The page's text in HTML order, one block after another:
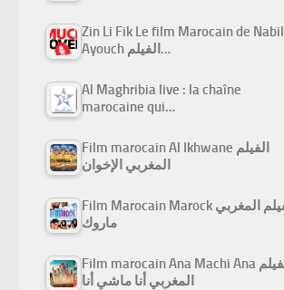
Zin Li Fik Le film Marocain de Nabil
Ayouch الفيلم…
Al Maghribia live : la chaîne
marocaine qui…
Film marocain Al Ikhwane الفيلم
المغربي الإخوان
Film Marocain Marock الفيلم المغربي
ماروك
Film marocain Ana Machi Ana الفيلم
المغربي أنا ماشي أنا